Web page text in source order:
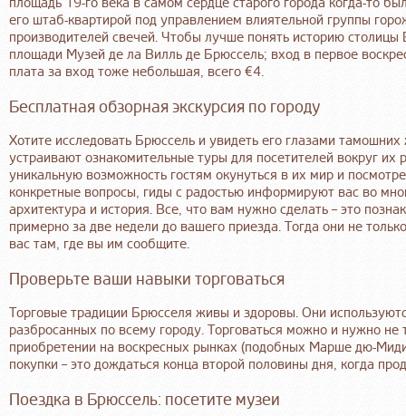
его штаб-квартирой под управлением влиятельной группы
производителей свечей. Чтобы лучше понять историю
площади Музей де ла Вилль де Брюссель; вход в первое
плата за вход тоже небольшая, всего €4.
Бесплатная обзорная экскурсия по городу
Хотите исследовать Брюссель и увидеть его глазами
устраивают ознакомительные туры для посетителей вокруг их
уникальную возможность гостям окунуться в их мир и
конкретные вопросы, гиды с радостью информируют вас во
архитектура и история. Все, что вам нужно сделать – это
примерно за две недели до вашего приезда. Тогда они не
вас там, где вы им сообщите.
Проверьте ваши навыки торговаться
Торговые традиции Брюсселя живы и здоровы. Они
разбросанных по всему городу. Торговаться можно и нужно не
приобретении на воскресных рынках (подобных Марше дю-
покупки – это дождаться конца второй половины дня, когда
Поездка в Брюссель: посетите музеи